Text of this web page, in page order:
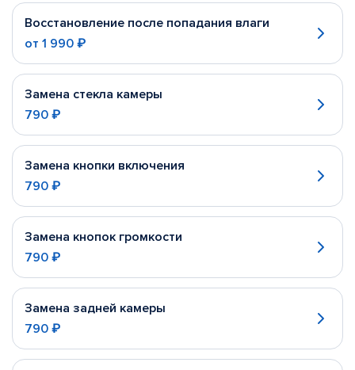
Восстановление после попадания влаги
от 1 990 ₽
Замена стекла камеры
790 ₽
Замена кнопки включения
790 ₽
Замена кнопок громкости
790 ₽
Замена задней камеры
790 ₽